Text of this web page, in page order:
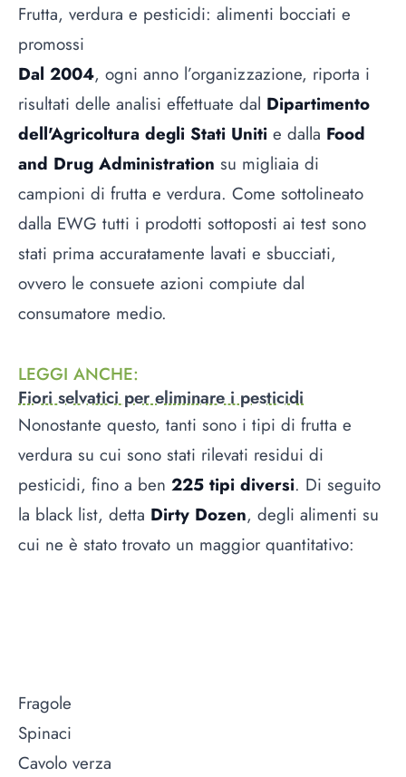
Frutta, verdura e pesticidi: alimenti bocciati e
promossi
Dal 2004, ogni anno l’organizzazione, riporta i
risultati delle analisi effettuate dal Dipartimento
dell'Agricoltura degli Stati Uniti e dalla Food
and Drug Administration su migliaia di
campioni di frutta e verdura. Come sottolineato
dalla EWG tutti i prodotti sottoposti ai test sono
stati prima accuratamente lavati e sbucciati,
ovvero le consuete azioni compiute dal
consumatore medio.
LEGGI ANCHE:
Fiori selvatici per eliminare i pesticidi
Nonostante questo, tanti sono i tipi di frutta e
verdura su cui sono stati rilevati residui di
pesticidi, fino a ben 225 tipi diversi. Di seguito
la black list, detta Dirty Dozen, degli alimenti su
cui ne è stato trovato un maggior quantitativo:
Fragole
Spinaci
Cavolo verza